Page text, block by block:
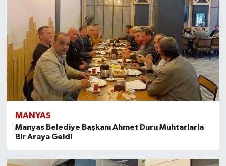
MANYAS
Manyas Belediye Başkanı Ahmet Duru Muhtarlarla
Bir Araya Geldi